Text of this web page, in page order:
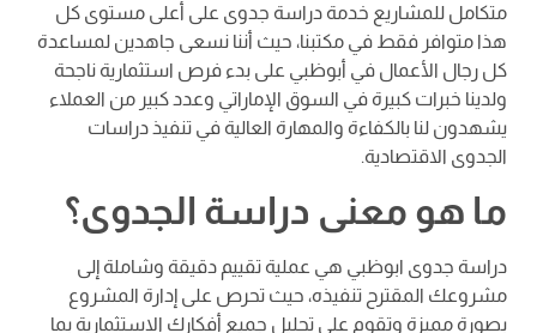
متكامل للمشاريع خدمة دراسة جدوى على أعلى مستوى كل
هذا متوافر فقط في مكتبنا، حيث أننا نسعى جاهدين لمساعدة
كل رجال الأعمال في أبوظبي على بدء فرص استثمارية ناجحة
ولدينا خبرات كبيرة في السوق الإماراتي وعدد كبير من العملاء
يشهدون لنا بالكفاءة والمهارة العالية في تنفيذ دراسات
الجدوى الاقتصادية.
ما هو معنى دراسة الجدوى؟
دراسة جدوى ابوظبي هي عملية تقييم دقيقة وشاملة إلى
مشروعك المقترح تنفيذه، حيث تحرص على إدارة المشروع
بصورة مميزة وتقوم على تحليل جميع أفكارك الاستثمارية بما